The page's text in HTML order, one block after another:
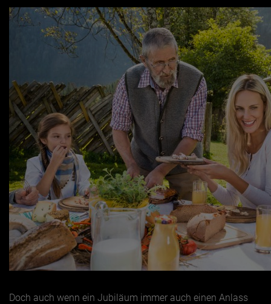
Doch auch wenn ein Jubiläum immer auch einen Anlass